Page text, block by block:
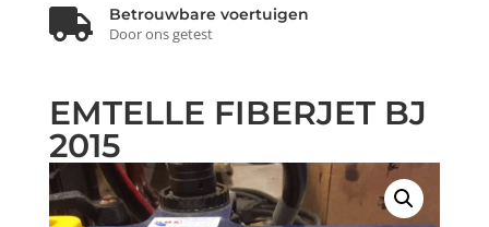

Betrouwbare voertuigen
Door ons getest
EMTELLE FIBERJET BJ
2015